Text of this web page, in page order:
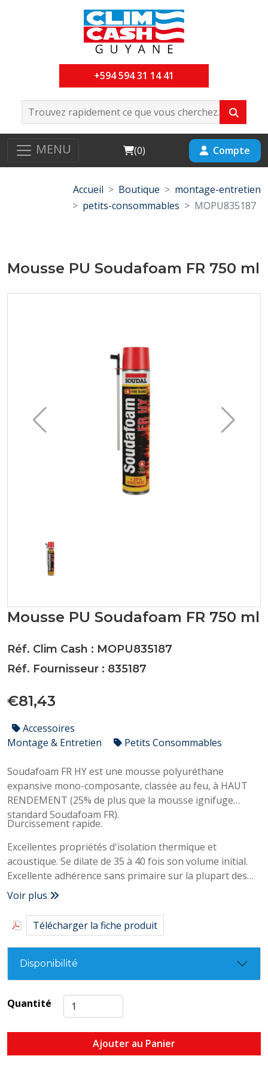
+594 594 31 14 41
MENU Cart
(0) Compte
Accueil Boutique
montage-entretien
petits-consommables
MOPU835187
Mousse PU Soudafoam FR 750 ml
Mousse PU Soudafoam FR 750 ml
Réf. Clim Cash : MOPU835187
Réf. Fournisseur : 835187
€81,43
Accessoires
Montage & Entretien
Petits Consommables
Soudafoam FR HY est une mousse polyuréthane
expansive mono-composante, classée au feu, à HAUT
RENDEMENT (25% de plus que la mousse ignifuge
standard Soudafoam FR).
Durcissement rapide.
Excellentes propriétés d'isolation thermique et
acoustique. Se dilate de 35 à 40 fois son volume initial.
Excellente adhérence sans primaire sur la plupart des
matériaux de construction. Conforme à toutes les
normes internationales
Voir plus
Télécharger la fiche produit
Disponibilité
Quantité
Ajouter au Panier